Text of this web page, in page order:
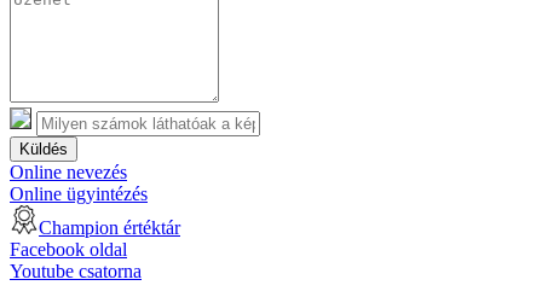
Küldés
Online nevezés
Online ügyintézés
Champion értéktár
Facebook oldal
Youtube csatorna